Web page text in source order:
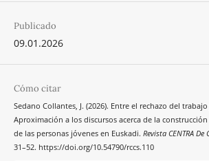
Publicado
09.01.2026
Cómo citar
Sedano Collantes, J. (2026). Entre el rechazo del
Aproximación a los discursos acerca de la
de las personas jóvenes en Euskadi. Revista CENTRA De
31–52. https://doi.org/10.54790/rccs.110